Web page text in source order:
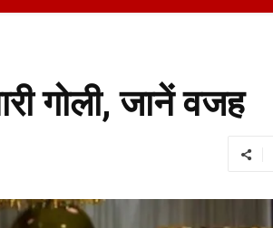
गोली, जानें वजह